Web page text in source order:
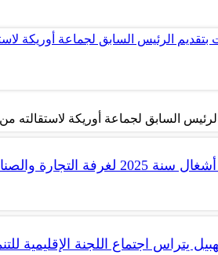
بتقديم الرئيس السابق لجماعة أوريكة
السابق لجماعة أوريكة لاستقالته
التجارة والصناعة…
يتراس اجتماع اللجنة الإقليمية